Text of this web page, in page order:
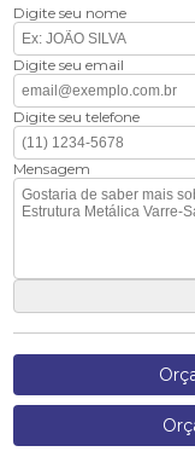
Digite seu nome
Digite seu email
Digite seu telefone
Mensagem